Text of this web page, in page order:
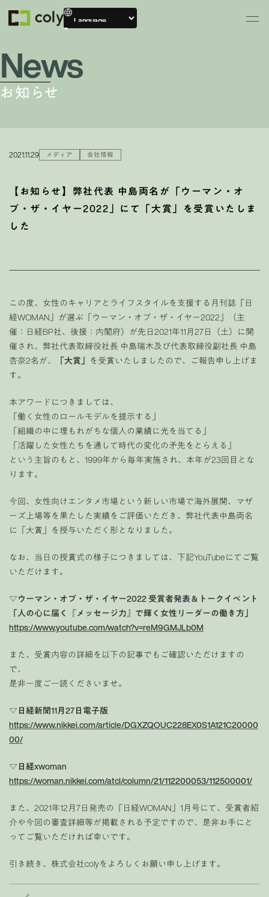
News
お知らせ
2021.11.29 メディア 会社情報
【お知らせ】弊社代表 中島両名が「ウーマン・オ
ブ・ザ・イヤー2022」にて「大賞」を受賞いたしま
した
この度、女性のキャリアとライフスタイルを支援する月刊誌『日
経WOMAN』が選ぶ「ウーマン・オブ・ザ・イヤー2022」（主
催：日経BP社、後援：内閣府）が先日2021年11月27日（土）に開
催され、弊社代表取締役社長 中島瑞木及び代表取締役副社長 中島
杏奈2名が、
「大賞」 を受賞いたしましたので、ご報告申し上げま
す。
本アワードにつきましては、
「働く女性のロールモデルを提示する」
「組織の中に埋もれがちな個人の業績に光を当てる」
「活躍した女性たちを通して時代の変化の矛先をとらえる」
という主旨のもと、1999年から毎年実施され、本年が23回目とな
ります。
今回、女性向けエンタメ市場という新しい市場で海外展開、マザ
ーズ上場等を果たした実績をご評価いただき、弊社代表中島両名
に「大賞」を授与いただく形となりました。
なお、当日の授賞式の様子につきましては、下記YouTubeにてご覧
いただけます。
▽ウーマン・オブ・ザ・イヤー2022 受賞者発表＆トークイベント
「人の心に届く『メッセージ力』で輝く女性リーダーの働き方」
https://www.youtube.com/watch?v=reM9GMJLb0M
また、受賞内容の詳細を以下の記事でもご確認いただけますの
で、
是非一度ご一読くださいませ。
▽日経新聞11月27日電子版
https://www.nikkei.com/article/DGXZQOUC228EX0S1A121C20000
00/
▽日経xwoman
https://woman.nikkei.com/atcl/column/21/112200053/112500001/
また、2021年12月7日発売の『日経WOMAN』1月号にて、受賞者紹
介や今回の審査詳細等が掲載される予定ですので、是非お手にと
ってご覧いただければ幸いです。
引き続き、株式会社colyをよろしくお願い申し上げます。